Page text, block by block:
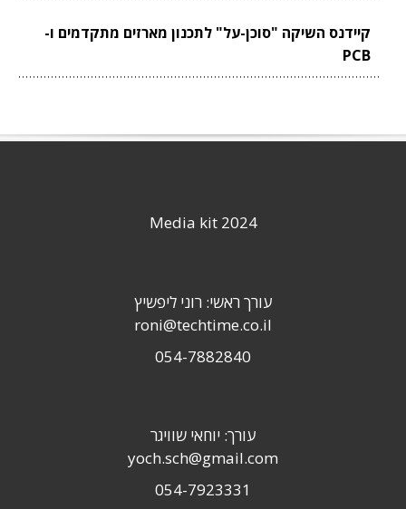
קיידנס השיקה "סוכן-על" לתכנון מארזים מתקדמים ו-
PCB
Media kit 2024
עורך ראשי: רוני ליפשיץ
roni@techtime.co.il
054-7882840
עורך: יוחאי שוויגר
yoch.sch@gmail.com
054-7923331